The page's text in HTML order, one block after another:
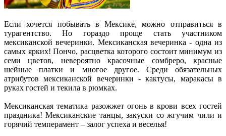
Если хочется побывать в Мексике, можно отправиться в
турагентство. Но гораздо проще стать участником
мексиканской вечеринки. Мексиканская вечеринка - одна из
самых ярких! Пончо, расцветка которого состоит минимум из
семи цветов, невероятно красочные сомбреро, красные
шейные платки и многое другое. Среди обязательных
атрибутов мексиканской вечеринки - кактусы, маракасы в
руках гостей и текила в рюмках.
Мексиканская тематика разожжет огонь в крови всех гостей
праздника! Мексиканские танцы, закуски со жгучим чили и
горячий темперамент – залог успеха и веселья!